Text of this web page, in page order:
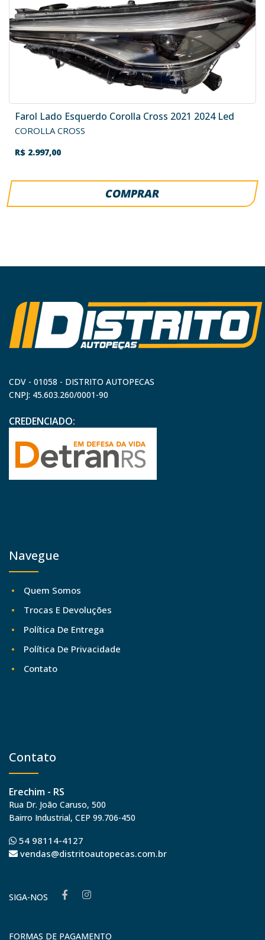
Farol Lado Esquerdo Corolla Cross 2021 2024 Led
COROLLA CROSS
R$ 2.997,00
COMPRAR
CDV - 01058 - DISTRITO AUTOPECAS
CNPJ: 45.603.260/0001-90
CREDENCIADO:
Navegue
Quem Somos
Trocas E Devoluções
Política De Entrega
Política De Privacidade
Contato
Contato
Erechim - RS
Rua Dr. João Caruso, 500
Bairro Industrial, CEP 99.706-450
54 98114-4127
vendas@distritoautopecas.com.br
SIGA-NOS
FORMAS DE PAGAMENTO